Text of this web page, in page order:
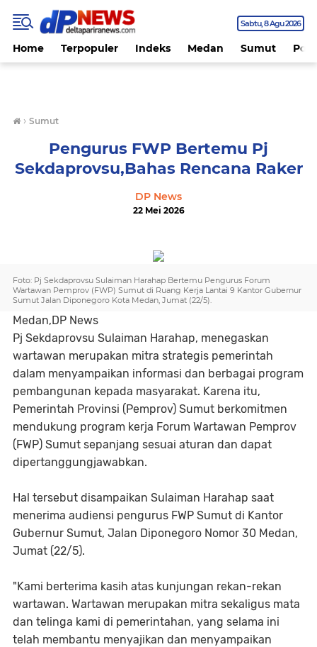
Sabtu 8 Agu 2026
Home Terpopuler Indeks Medan Sumut
› Sumut
Pengurus FWP Bertemu Pj
Sekdaprovsu,Bahas Rencana Raker
DP News
22 Mei 2026
Foto: Pj Sekdaprovsu Sulaiman Harahap Bertemu Pengurus Forum
Wartawan Pemprov (FWP) Sumut di Ruang Kerja Lantai 9 Kantor Gubernur
Sumut Jalan Diponegoro Kota Medan, Jumat (22/5).
Medan,DP News
Pj Sekdaprovsu Sulaiman Harahap, menegaskan
wartawan merupakan mitra strategis pemerintah
dalam menyampaikan informasi dan berbagai program
pembangunan kepada masyarakat. Karena itu,
Pemerintah Provinsi (Pemprov) Sumut berkomitmen
mendukung program kerja Forum Wartawan Pemprov
(FWP) Sumut sepanjang sesuai aturan dan dapat
dipertanggungjawabkan.
Hal tersebut disampaikan Sulaiman Harahap saat
menerima audiensi pengurus FWP Sumut di Kantor
Gubernur Sumut, Jalan Diponegoro Nomor 30 Medan,
Jumat (22/5).
"Kami berterima kasih atas kunjungan rekan-rekan
wartawan. Wartawan merupakan mitra sekaligus mata
dan telinga kami di pemerintahan, yang selama ini
telah membantu menyajikan dan menyampaikan